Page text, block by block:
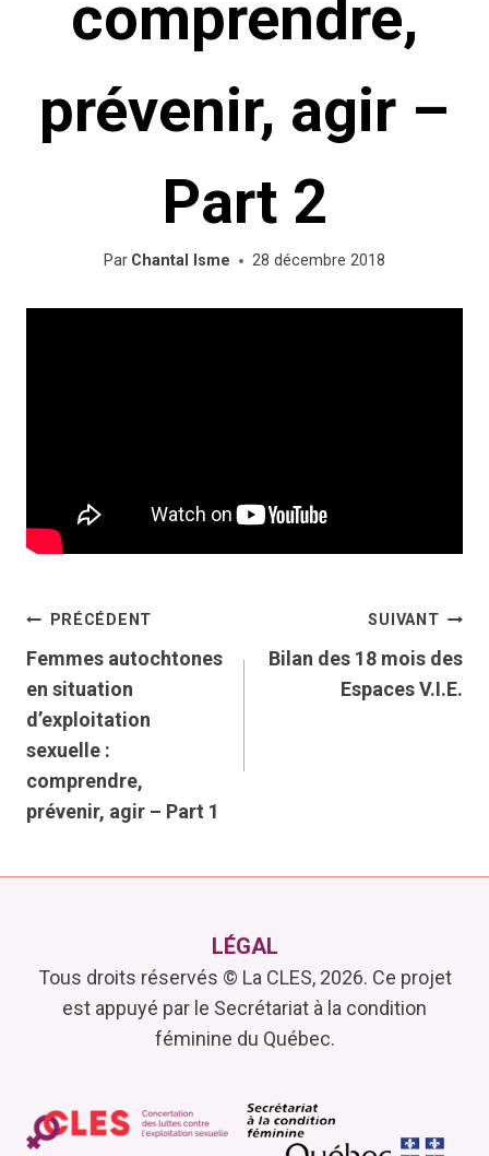
comprendre,
prévenir, agir –
Part 2
Par Chantal Isme 28 décembre 2018
Navigation
de
l’article
PRÉCÉDENT
Femmes autochtones
en situation
d’exploitation
sexuelle :
comprendre,
prévenir, agir – Part 1
SUIVANT
Bilan des 18 mois des
Espaces V.I.E.
LÉGAL
Tous droits réservés © La CLES, 2026. Ce projet
est appuyé par le Secrétariat à la condition
féminine du Québec.